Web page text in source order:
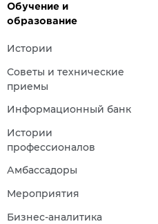
Обучение и
образование
Истории
Советы и технические
приемы
Информационный банк
Истории
профессионалов
Амбассадоры
Мероприятия
Бизнес-аналитика